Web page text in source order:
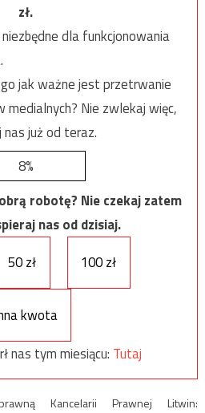
zł.
dla funkcjonowania
jak ważne jest przetrwanie
medialnych? Nie zwlekaj więc,
już od teraz.
8%
robotę? Nie czekaj zatem
nas od dzisiaj.
50 zł 100 zł
kwota
nas tym miesiącu: Tutaj
Kancelarii Prawnej Litwin: